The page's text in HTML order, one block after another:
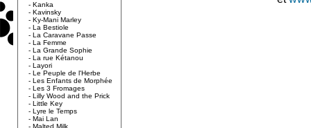
- Kanka
- Kavinsky
- Ky-Mani Marley
- La Bestiole
- La Caravane Passe
- La Femme
- La Grande Sophie
- La rue Kétanou
- Layori
- Le Peuple de l'Herbe
- Les Enfants de Morphée
- Les 3 Fromages
- Lilly Wood and the Prick
- Little Key
- Lyre le Temps
- Mai Lan
- Malted Milk